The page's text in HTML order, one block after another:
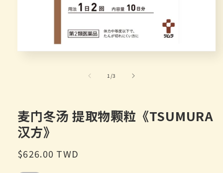
打
开
媒
文
件
1 //3
麦门冬汤 提取物颗粒《TSUMURA
汉方》
常
$626.00 TWD